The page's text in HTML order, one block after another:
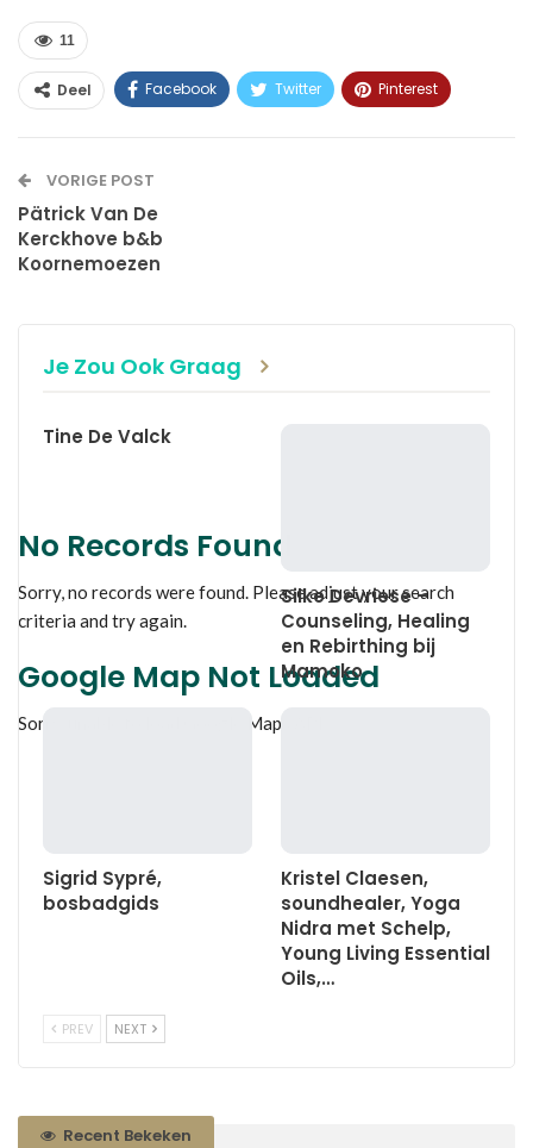
No Records Found
Sorry, no records were found. Please adjust your search
criteria and try again.
Google Map Not Loaded
Sorry, unable to load Google Maps API.
11
Deel Facebook Twitter Pinterest
VORIGE POST
Pätrick Van De
Kerckhove b&b
Koornemoezen
Je Zou Ook Graag
Tine De Valck
Silke Devriese –
Counseling, Healing
en Rebirthing bij
Mamoko
Sigrid Sypré,
bosbadgids
Kristel Claesen,
soundhealer, Yoga
Nidra met Schelp,
Young Living Essential
Oils,…
PREV NEXT
Recent Bekeken